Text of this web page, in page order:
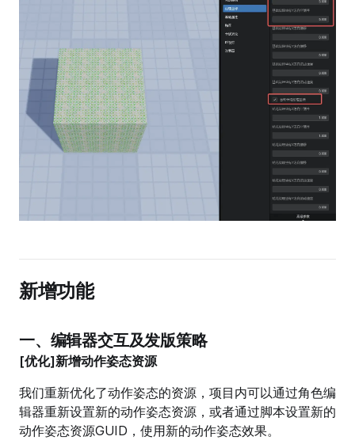
新增功能
一、编辑器交互及发版策略
[优化]新增动作姿态资源
我们重新优化了动作姿态的资源，项目内可以通过角色编
辑器重新设置新的动作姿态资源，或者通过脚本设置新的
动作姿态资源GUID，使用新的动作姿态效果。